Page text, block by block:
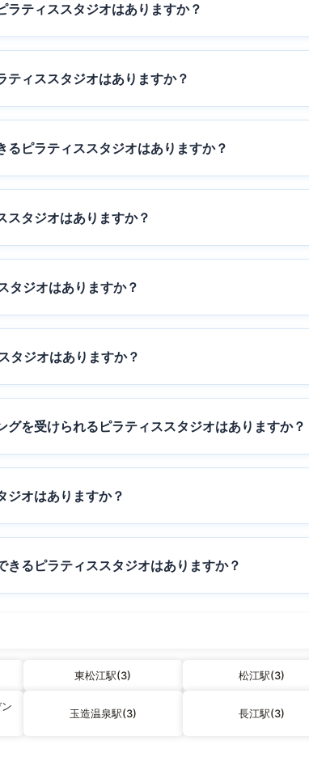
ティススタジオはありますか？
ィススタジオはありますか？
ピラティススタジオはありますか？
スタジオはありますか？
タジオはありますか？
タジオはありますか？
を受けられるピラティススタジオはありますか？
ジオはありますか？
るピラティススタジオはありますか？
東松江駅(3) 松江駅(3)
玉造温泉駅(3) 長江駅(3)